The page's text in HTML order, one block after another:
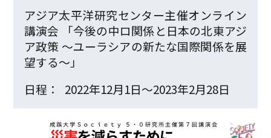
アジア太平洋研究センター主催オンライン
講演会 「今後の中ロ関係と日本の北東アジ
ア政策 ～ユーラシアの新たな国際関係を展
望する～」
日程：
2022年12月1日～2023年2月28日